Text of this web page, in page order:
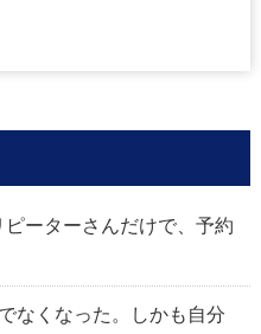
ーターさんだけで、予約
なくなった。しかも自分